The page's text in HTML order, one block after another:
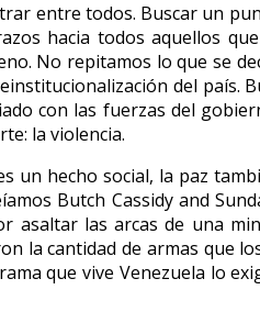
entre todos. Buscar un
hacia todos aquellos
No repitamos lo que se
del
con las fuerzas del
la violencia.
un hecho social, la paz
Butch Cassidy and
asaltar las arcas de una
la cantidad de armas que
que vive Venezuela lo